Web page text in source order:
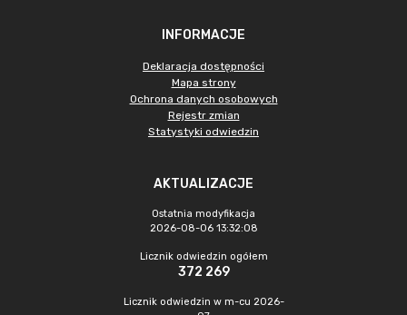
INFORMACJE
Deklaracja dostępności
Mapa strony
Ochrona danych osobowych
Rejestr zmian
Statystyki odwiedzin
AKTUALIZACJE
Ostatnia modyfikacja
2026-08-06 13:32:08
Licznik odwiedzin ogółem
372 269
Licznik odwiedzin w m-cu 2026-